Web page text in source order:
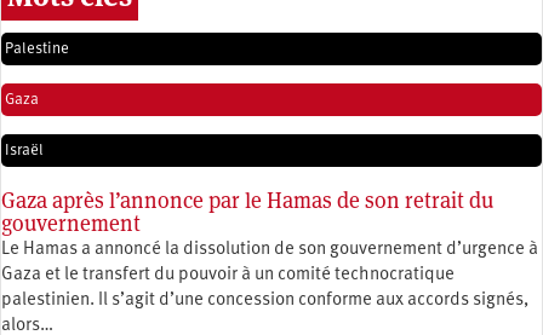
Palestine
Gaza
Israël
Gaza après l’annonce par le Hamas de son retrait du
gouvernement
Le Hamas a annoncé la dissolution de son gouvernement d’urgence à
Gaza et le transfert du pouvoir à un comité technocratique
palestinien. Il s’agit d’une concession conforme aux accords signés,
alors…